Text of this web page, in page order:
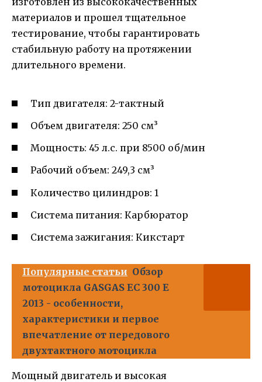
материалов и прошел тщательное
тестирование, чтобы гарантировать
стабильную работу на протяжении
длительного времени.
Тип двигателя: 2-тактный
Объем двигателя: 250 см³
Мощность: 45 л.с. при 8500 об/мин
Рабочий объем: 249,3 см³
Количество цилиндров: 1
Система питания: Карбюратор
Система зажигания: Кикстарт
Популярные статьи Обзор
мотоцикла GASGAS EC 300 E
2013 - особенности,
характеристики и первое
впечатление от передового
двухтактного мотоцикла
Мощный двигатель и высокая